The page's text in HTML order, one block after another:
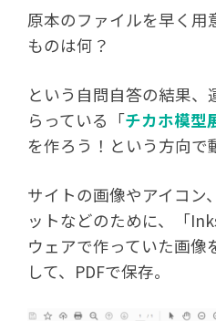
原本のファイルを早く用
ものは何？
という自問自答の結果、
らっている「チカホ模型
を作ろう！という方向で
サイトの画像やアイコン
ットなどのために、「
ウェアで作っていた画像
して、PDFで保存。